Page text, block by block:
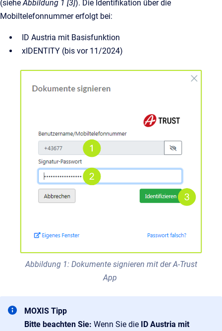
(sieheAbbildung 1 [3]). Die Identifikation über die
Mobiltelefonnummer erfolgt bei:
ID Austria mit Basisfunktion
xIDENTITY (bis vor 11/2024)
Abbildung 1: Dokumente signieren mit der A-Trust
App
MOXIS Tipp
Bitte beachten Sie: Wenn Sie die ID Austria mit